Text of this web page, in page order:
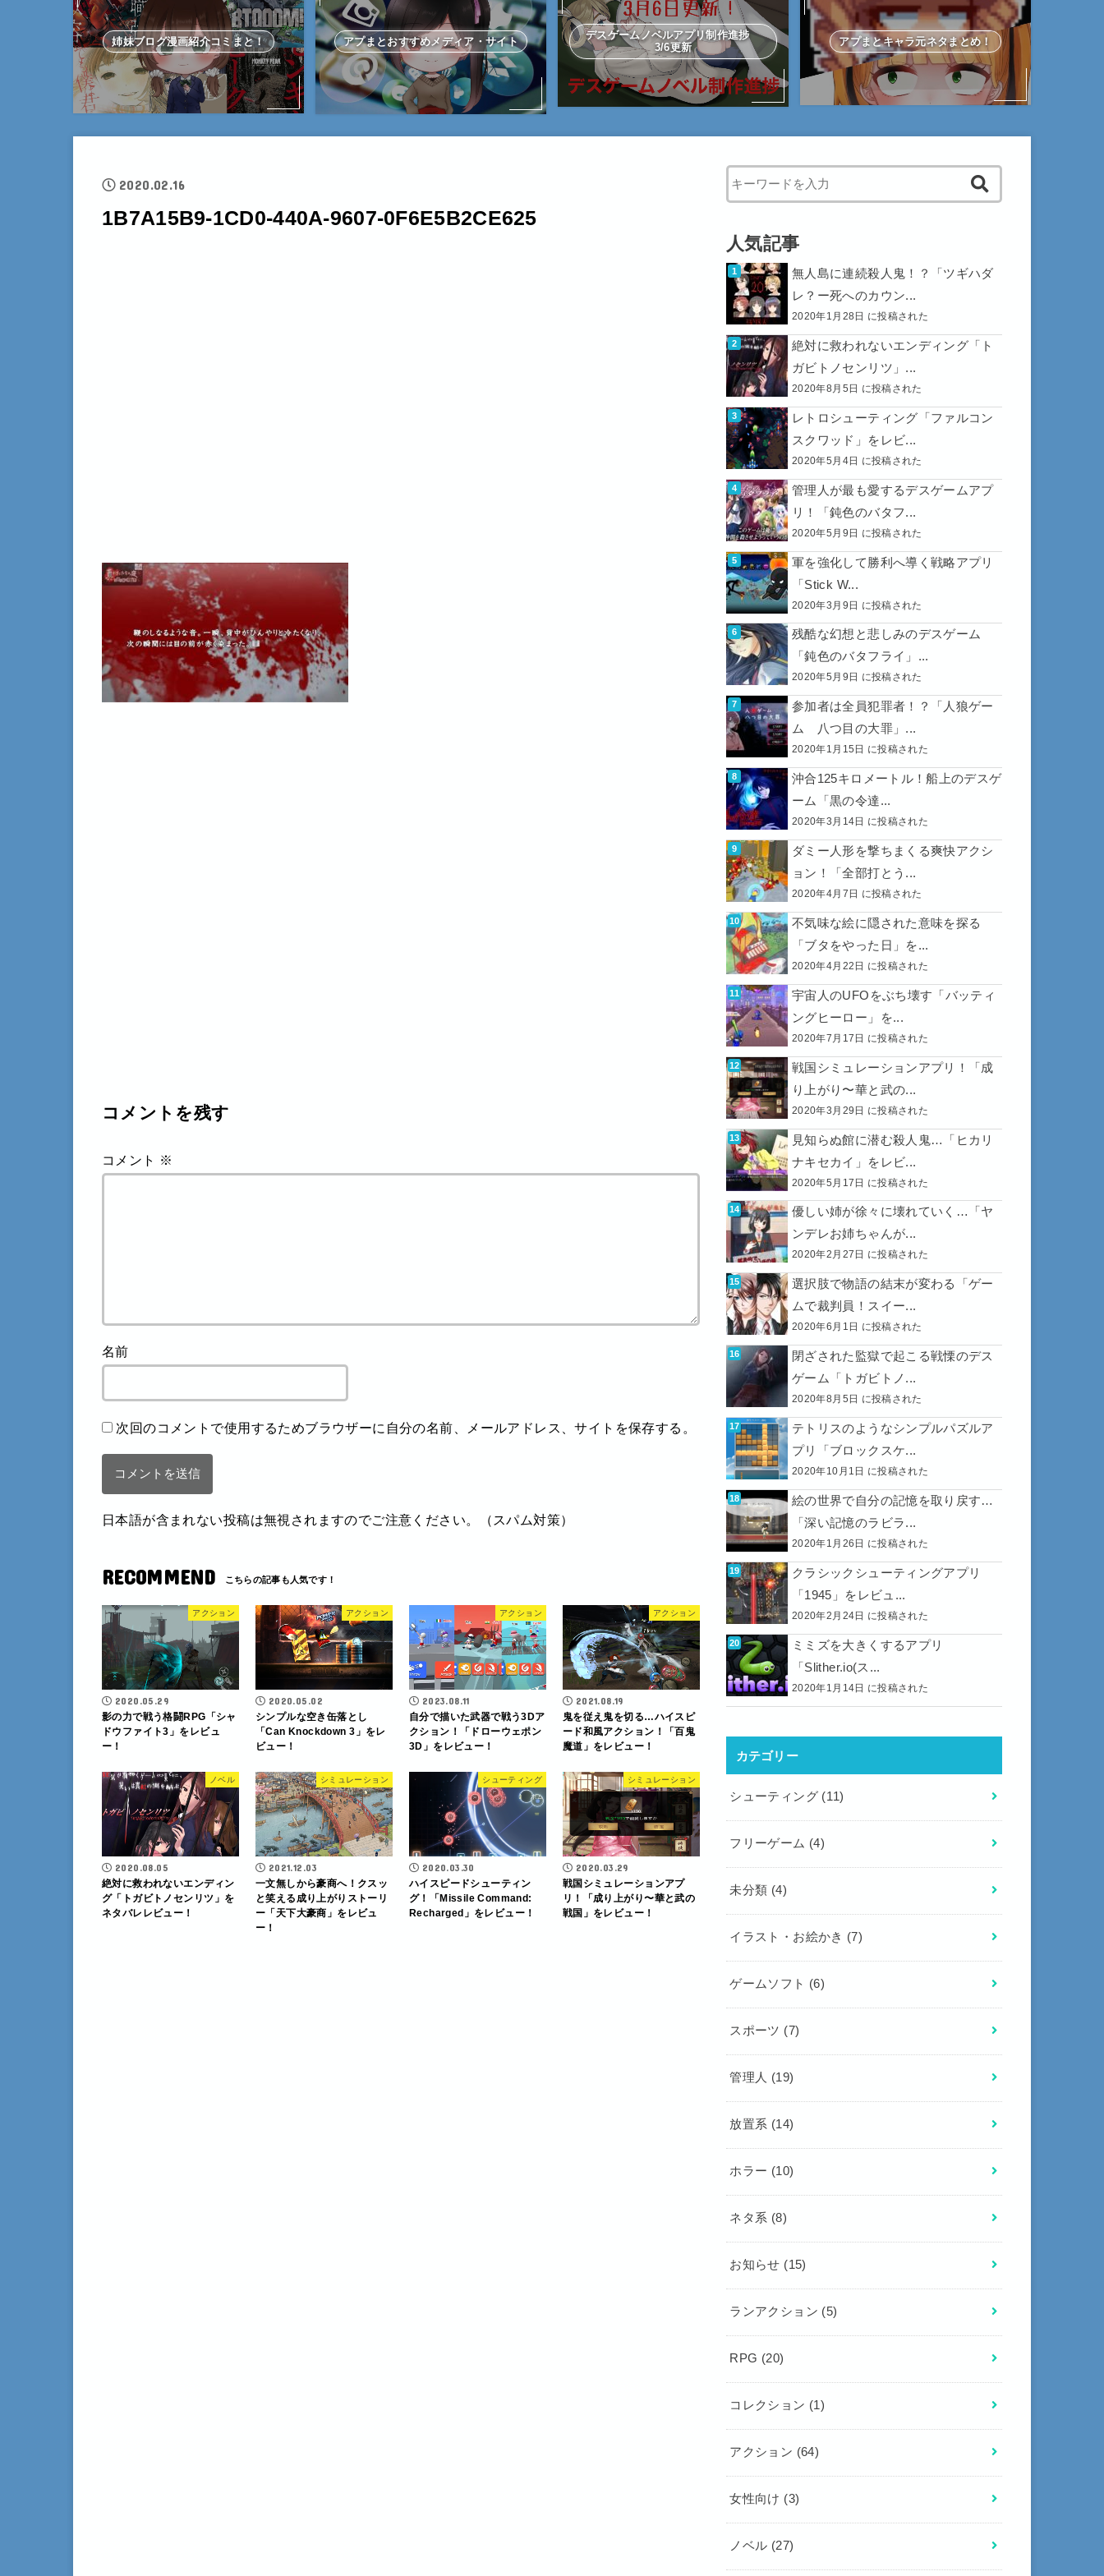
姉妹ブログ漫画紹介コミまと！ アプまとおすすめメディア・サイト
デスゲームノベルアプリ制作進捗
3/6更新
アプまとキャラ元ネタまとめ！
2020.02.16
1B7A15B9-1CD0-440A-9607-0F6E5B2CE625
コメントを残す
コメント ※
名前
次回のコメントで使用するためブラウザーに自分の名前、メールアドレス、サイトを保存する。
日本語が含まれない投稿は無視されますのでご注意ください。（スパム対策）
RECOMMEND
アクション
2020.05.29
影の力で戦う格闘RPG「シャ
ドウファイト3」をレビュ
ー！
アクション
2020.05.02
シンプルな空き缶落とし
「Can Knockdown 3」をレ
ビュー！
アクション
2023.08.11
自分で描いた武器で戦う3Dア
クション！「ドローウェポン
3D」をレビュー！
アクション
2021.08.19
鬼を従え鬼を切る…ハイスピ
ード和風アクション！「百鬼
魔道」をレビュー！
ノベル
2020.08.05
絶対に救われないエンディン
グ「トガビトノセンリツ」を
ネタバレレビュー！
シミュレーション
2021.12.03
一文無しから豪商へ！クスッ
と笑える成り上がりストーリ
ー「天下大豪商」をレビュ
ー！
シューティング
2020.03.30
ハイスピードシューティン
グ！「Missile Command:
Recharged」をレビュー！
シミュレーション
2020.03.29
戦国シミュレーションアプ
リ！「成り上がり〜華と武の
戦国」をレビュー！
When autocomplete results are available use up and down
人気記事
無人島に連続殺人鬼！？「ツギハダ
レ？ー死へのカウン...
2020年1月28日 に投稿された
絶対に救われないエンディング「ト
ガビトノセンリツ」...
2020年8月5日 に投稿された
レトロシューティング「ファルコン
スクワッド」をレビ...
2020年5月4日 に投稿された
管理人が最も愛するデスゲームアプ
リ！「鈍色のバタフ...
2020年5月9日 に投稿された
軍を強化して勝利へ導く戦略アプリ
「Stick W...
2020年3月9日 に投稿された
残酷な幻想と悲しみのデスゲーム
「鈍色のバタフライ」...
2020年5月9日 に投稿された
参加者は全員犯罪者！？「人狼ゲー
ム 八つ目の大罪」...
2020年1月15日 に投稿された
沖合125キロメートル！船上のデスゲ
ーム「黒の令達...
2020年3月14日 に投稿された
ダミー人形を撃ちまくる爽快アクシ
ョン！「全部打とう...
2020年4月7日 に投稿された
不気味な絵に隠された意味を探る
「ブタをやった日」を...
2020年4月22日 に投稿された
宇宙人のUFOをぶち壊す「バッティ
ングヒーロー」を...
2020年7月17日 に投稿された
戦国シミュレーションアプリ！「成
り上がり〜華と武の...
2020年3月29日 に投稿された
見知らぬ館に潜む殺人鬼…「ヒカリ
ナキセカイ」をレビ...
2020年5月17日 に投稿された
優しい姉が徐々に壊れていく…「ヤ
ンデレお姉ちゃんが...
2020年2月27日 に投稿された
選択肢で物語の結末が変わる「ゲー
ムで裁判員！スイー...
2020年6月1日 に投稿された
閉ざされた監獄で起こる戦慄のデス
ゲーム「トガビトノ...
2020年8月5日 に投稿された
テトリスのようなシンプルパズルア
プリ「ブロックスケ...
2020年10月1日 に投稿された
絵の世界で自分の記憶を取り戻す…
「深い記憶のラビラ...
2020年1月26日 に投稿された
クラシックシューティングアプリ
「1945」をレビュ...
2020年2月24日 に投稿された
ミミズを大きくするアプリ
「Slither.io(ス...
2020年1月14日 に投稿された
カテゴリー
シューティング (11)
フリーゲーム (4)
未分類 (4)
イラスト・お絵かき (7)
ゲームソフト (6)
スポーツ (7)
管理人 (19)
放置系 (14)
ホラー (10)
ネタ系 (8)
お知らせ (15)
ランアクション (5)
RPG (20)
コレクション (1)
アクション (64)
女性向け (3)
ノベル (27)